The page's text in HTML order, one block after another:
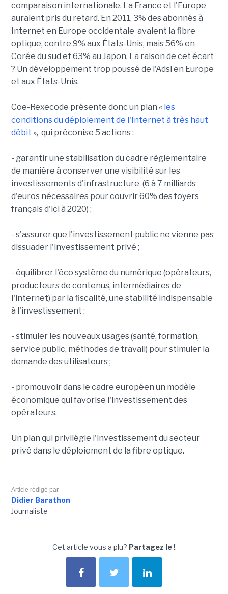
comparaison internationale. La France et l'Europe
auraient pris du retard. En 2011, 3% des abonnés à
Internet en Europe occidentale avaient la fibre
optique, contre 9% aux États-Unis, mais 56% en
Corée du sud et 63% au Japon. La raison de cet écart
? Un développement trop poussé de l'Adsl en Europe
et aux États-Unis.
Coe-Rexecode présente donc un plan « les
conditions du déploiement de l'Internet à très haut
débit », qui préconise 5 actions :
- garantir une stabilisation du cadre règlementaire
de manière à conserver une visibilité sur les
investissements d'infrastructure (6 à 7 milliards
d'euros nécessaires pour couvrir 60% des foyers
français d'ici à 2020) ;
- s'assurer que l'investissement public ne vienne pas
dissuader l'investissement privé ;
- équilibrer l'éco système du numérique (opérateurs,
producteurs de contenus, intermédiaires de
l'internet) par la fiscalité, une stabilité indispensable
à l'investissement ;
- stimuler les nouveaux usages (santé, formation,
service public, méthodes de travail) pour stimuler la
demande des utilisateurs ;
- promouvoir dans le cadre européen un modèle
économique qui favorise l'investissement des
opérateurs.
Un plan qui privilégie l'investissement du secteur
privé dans le déploiement de la fibre optique.
Article rédigé par
Didier Barathon
Journaliste
Cet article vous a plu? Partagez le !